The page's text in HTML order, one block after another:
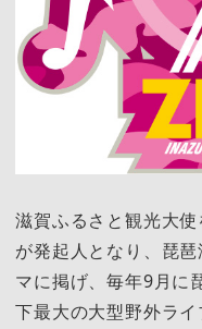
滋賀ふるさと観光大
が発起人となり、琵
マに掲げ、毎年9月に
下最大の大型野外ラ